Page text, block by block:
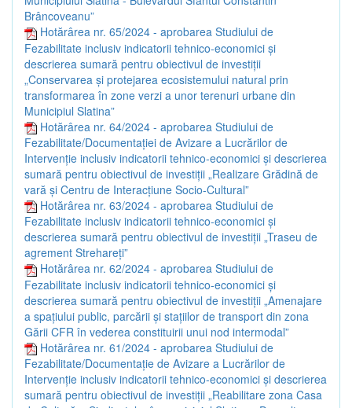
Brâncoveanu”
Hotărârea nr. 65/2024 - aprobarea Studiului de
Fezabilitate inclusiv indicatorii tehnico-economici și
descrierea sumară pentru obiectivul de investiții
„Conservarea și protejarea ecosistemului natural prin
transformarea în zone verzi a unor terenuri urbane din
Municipiul Slatina”
Hotărârea nr. 64/2024 - aprobarea Studiului de
Fezabilitate/Documentației de Avizare a Lucrărilor de
Intervenție inclusiv indicatorii tehnico-economici și descrierea
sumară pentru obiectivul de investiții „Realizare Grădină de
vară și Centru de Interacțiune Socio-Cultural”
Hotărârea nr. 63/2024 - aprobarea Studiului de
Fezabilitate inclusiv indicatorii tehnico-economici și
descrierea sumară pentru obiectivul de investiții „Traseu de
agrement Strehareți”
Hotărârea nr. 62/2024 - aprobarea Studiului de
Fezabilitate inclusiv indicatorii tehnico-economici și
descrierea sumară pentru obiectivul de investiții „Amenajare
a spațiului public, parcării și stațiilor de transport din zona
Gării CFR în vederea constituirii unui nod intermodal”
Hotărârea nr. 61/2024 - aprobarea Studiului de
Fezabilitate/Documentație de Avizare a Lucrărilor de
Intervenție inclusiv indicatorii tehnico-economici și descrierea
sumară pentru obiectivul de investiții „Reabilitare zona Casa